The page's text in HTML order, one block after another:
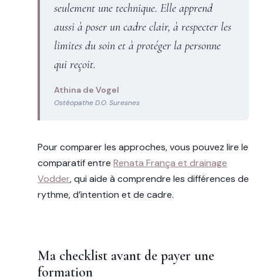
seulement une technique. Elle apprend
aussi à poser un cadre clair, à respecter les
limites du soin et à protéger la personne
qui reçoit.
Athina de Vogel
Ostéopathe D.O. Suresnes
Pour comparer les approches, vous pouvez lire le
comparatif entre Renata França et drainage
Vodder, qui aide à comprendre les différences de
rythme, d’intention et de cadre.
Ma checklist avant de payer une
formation